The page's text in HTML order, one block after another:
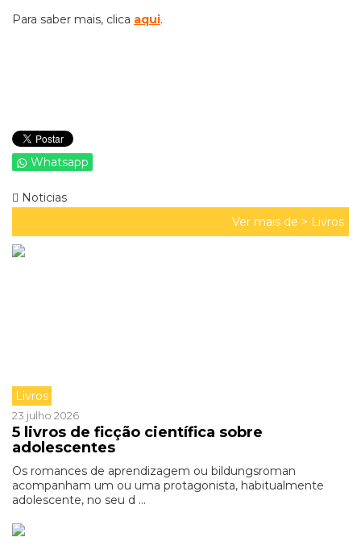
Para saber mais, clica aqui.
Whatsapp
Noticias
Ver mais de > Livros
Livros
23 julho 2026
5 livros de ficção científica sobre
adolescentes
Os romances de aprendizagem ou bildungsroman
acompanham um ou uma protagonista, habitualmente
adolescente, no seu d ...